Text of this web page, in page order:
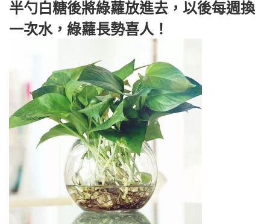
半勺白糖後將綠蘿放進去，以後每週換
一次水，綠蘿長勢喜人！